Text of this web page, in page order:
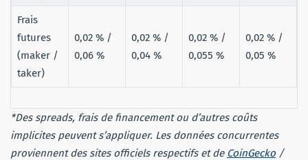
Frais
futures
(maker /
taker)
0,02 % /
0,06 %
0,02 % /
0,04 %
0,02 % /
0,055 %
0,02 % /
0,05 %
*Des spreads, frais de financement ou d’autres coûts
implicites peuvent s’appliquer. Les données concurrentes
proviennent des sites officiels respectifs et de CoinGecko /